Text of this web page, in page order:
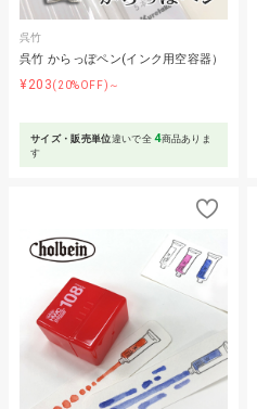
呉竹
呉竹 からっぽペン(インク用空容器）
¥203(20%OFF)～
サイズ・販売単位違いで全4商品ありま
す